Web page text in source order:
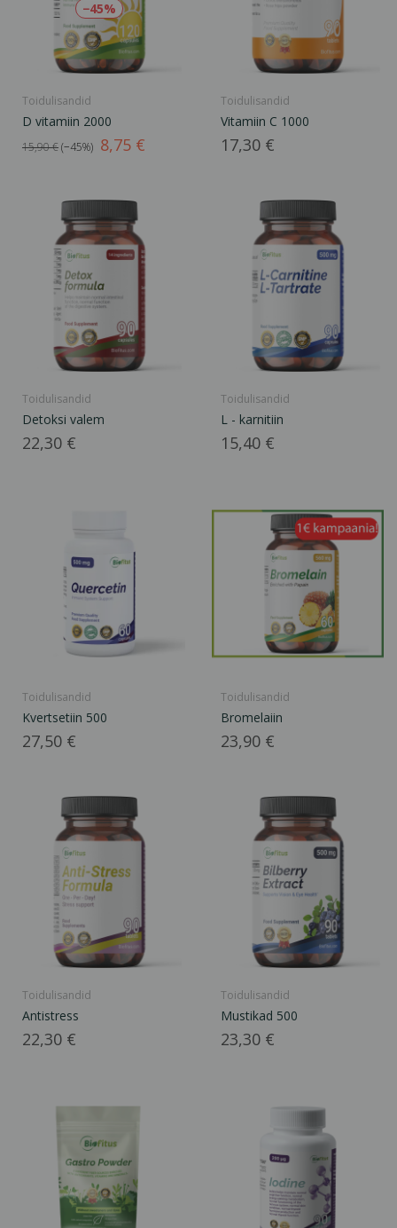
−45%
Toidulisandid
D vitamiin 2000
Tavahind
15,90 € −45% Hind
8,75 €
Toidulisandid
Vitamiin C 1000
Hind
17,30 €
Toidulisandid
Detoksi valem
Hind
22,30 €
Toidulisandid
L - karnitiin
Hind
15,40 €
Toidulisandid
Kvertsetiin 500
Hind
27,50 €
Toidulisandid
Bromelaiin
Hind
23,90 €
Toidulisandid
Antistress
Hind
22,30 €
Toidulisandid
Mustikad 500
Hind
23,30 €